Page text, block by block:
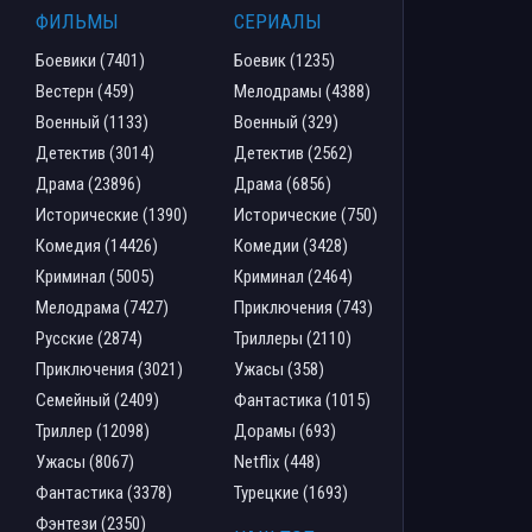
ФИЛЬМЫ
Боевики (7401)
Вестерн (459)
Военный (1133)
Детектив (3014)
Драма (23896)
Исторические (1390)
Комедия (14426)
Криминал (5005)
Мелодрама (7427)
Русские (2874)
Приключения (3021)
Семейный (2409)
Триллер (12098)
Ужасы (8067)
Фантастика (3378)
Фэнтези (2350)
СЕРИАЛЫ
Боевик (1235)
Мелодрамы (4388)
Военный (329)
Детектив (2562)
Драма (6856)
Исторические (750)
Комедии (3428)
Криминал (2464)
Приключения (743)
Триллеры (2110)
Ужасы (358)
Фантастика (1015)
Дорамы (693)
Netflix (448)
Турецкие (1693)